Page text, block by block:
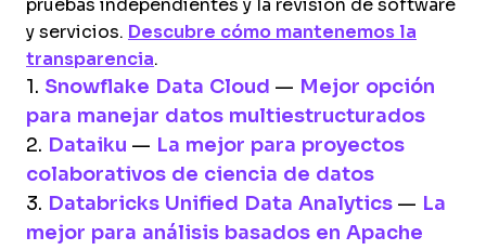
pruebas independientes y la revisión de software
y servicios. Descubre cómo mantenemos la
transparencia.
1. Snowflake Data Cloud — Mejor opción
para manejar datos multiestructurados
2. Dataiku — La mejor para proyectos
colaborativos de ciencia de datos
3. Databricks Unified Data Analytics — La
mejor para análisis basados en Apache